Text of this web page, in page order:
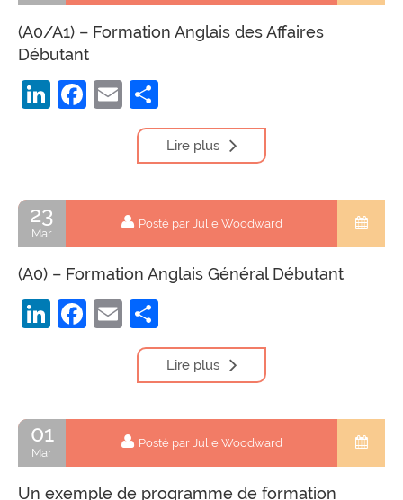
(A0/A1) – Formation Anglais des Affaires
Débutant
LinkedIn
Facebook
Email
Lire plus
23
Mar
Posté par Julie Woodward
(A0) – Formation Anglais Général Débutant
LinkedIn
Facebook
Email
Lire plus
01
Mar
Posté par Julie Woodward
Un exemple de programme de formation